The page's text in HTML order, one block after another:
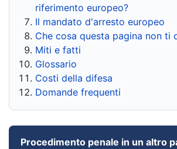
riferimento europeo?
Il mandato d'arresto europeo
Che cosa questa pagina non ti
Miti e fatti
Glossario
Costi della difesa
Domande frequenti
Procedimento penale in un altro